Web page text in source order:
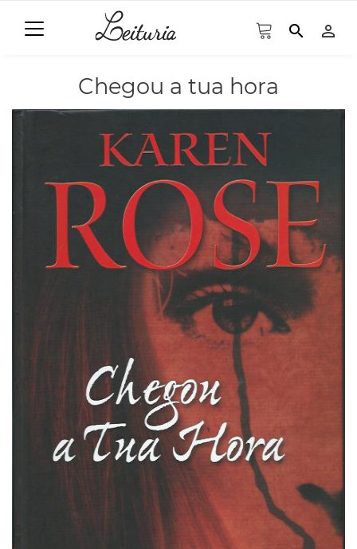
search person_outline
Chegou a tua hora